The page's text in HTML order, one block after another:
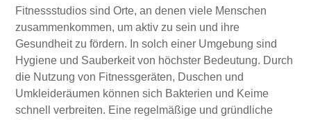
Fitnessstudios sind Orte, an denen viele Menschen
zusammenkommen, um aktiv zu sein und ihre
Gesundheit zu fördern. In solch einer Umgebung sind
Hygiene und Sauberkeit von höchster Bedeutung. Durch
die Nutzung von Fitnessgeräten, Duschen und
Umkleideräumen können sich Bakterien und Keime
schnell verbreiten. Eine regelmäßige und gründliche